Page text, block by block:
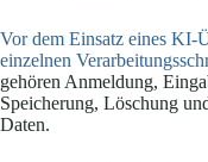
Vor dem Einsatz eines KI-
einzelnen
gehören Anmeldung,
Speicherung, Löschung
Daten.